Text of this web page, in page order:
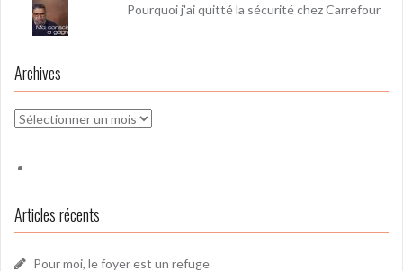
Pourquoi j'ai quitté la sécurité chez Carrefour
Archives
Archives
Articles récents
Pour moi, le foyer est un refuge